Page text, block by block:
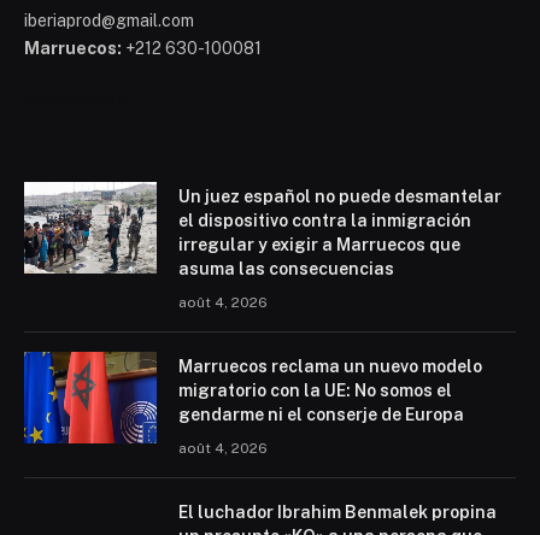
iberiaprod@gmail.com
Marruecos: +212 630-100081
Un juez español no puede desmantelar
el dispositivo contra la inmigración
irregular y exigir a Marruecos que
asuma las consecuencias
août 4, 2026
Marruecos reclama un nuevo modelo
migratorio con la UE: No somos el
gendarme ni el conserje de Europa
août 4, 2026
El luchador Ibrahim Benmalek propina